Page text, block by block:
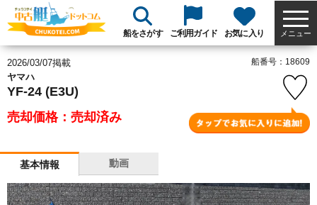
船をさがす ご利用ガイド お気に入り メニュー
2026/03/07掲載
ヤマハ
YF-24 (E3U)
売却価格：売却済み
船番号：18609
基本情報 動画